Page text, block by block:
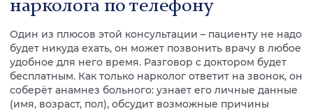
нарколога по телефону
Один из плюсов этой консультации – пациенту не надо
будет никуда ехать, он может позвонить врачу в любое
удобное для него время. Разговор с доктором будет
бесплатным. Как только нарколог ответит на звонок, он
соберёт анамнез больного: узнает его личные данные
(имя, возраст, пол), обсудит возможные причины